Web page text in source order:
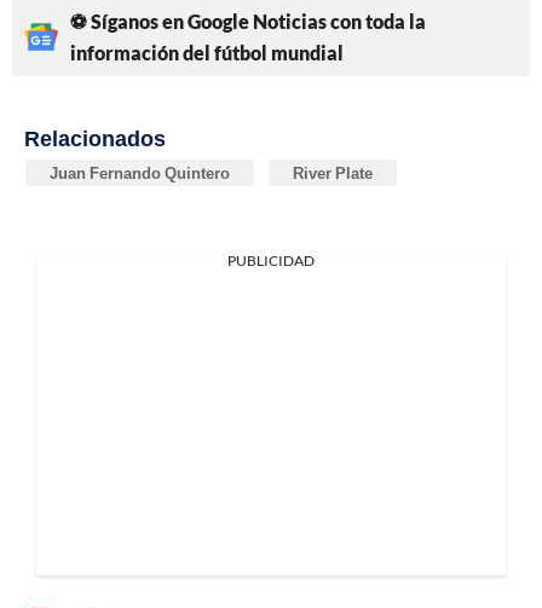
⚽ Síganos en Google Noticias con toda la
información del fútbol mundial
Relacionados
Juan Fernando Quintero River Plate
PUBLICIDAD